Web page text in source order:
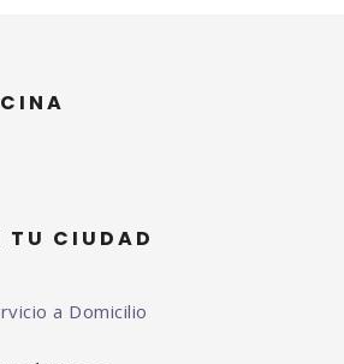
TU CIUDAD
a Domicilio